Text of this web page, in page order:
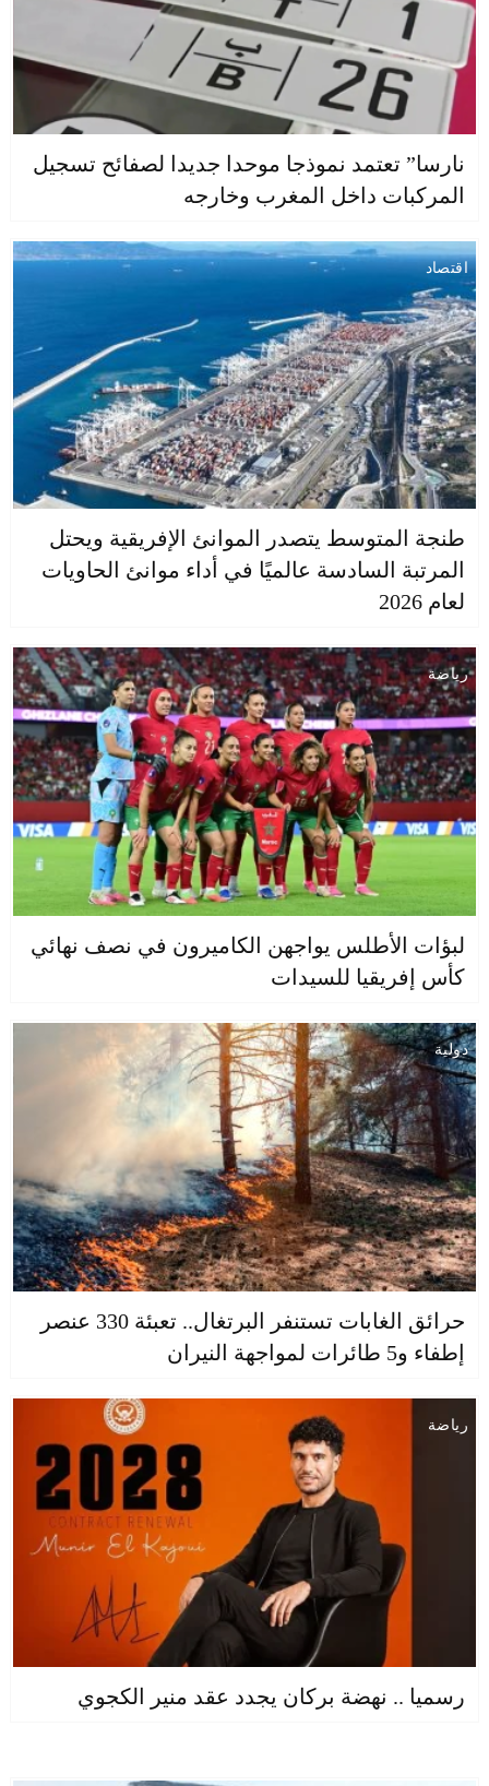
نارسا” تعتمد نموذجا موحدا جديدا لصفائح تسجيل
المركبات داخل المغرب وخارجه
اقتصاد
طنجة المتوسط يتصدر الموانئ الإفريقية ويحتل
المرتبة السادسة عالميًا في أداء موانئ الحاويات
لعام 2026
رياضة
لبؤات الأطلس يواجهن الكاميرون في نصف نهائي
كأس إفريقيا للسيدات
دولية
حرائق الغابات تستنفر البرتغال.. تعبئة 330 عنصر
إطفاء و5 طائرات لمواجهة النيران
رياضة
رسميا .. نهضة بركان يجدد عقد منير الكجوي